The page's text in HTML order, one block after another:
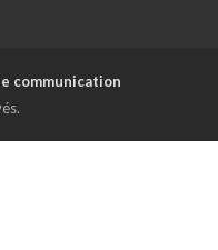
communication